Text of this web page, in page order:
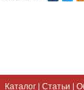
Каталог Статьи